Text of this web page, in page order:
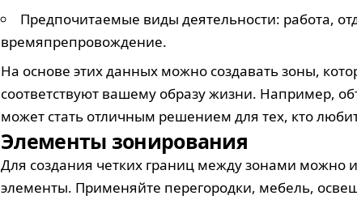
Предпочитаемые виды деятельности: работа,
времяпрепровождение.
На основе этих данных можно создавать зоны,
соответствуют вашему образу жизни. Например,
может стать отличным решением для тех, кто
Элементы зонирования
Для создания четких границ между зонами можно
элементы. Применяйте перегородки, мебель,